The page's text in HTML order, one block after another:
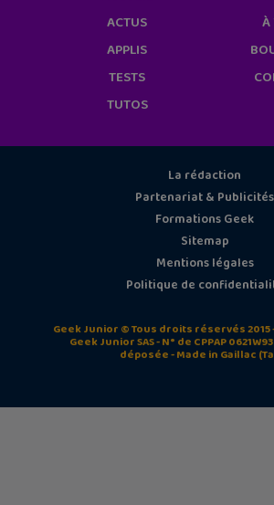
ACTUS
APPLIS
TESTS
TUTOS
À
La rédaction
Partenariat & Publicités
Formations Geek
Sitemap
Mentions légales
Politique de
Geek Junior © Tous droits réservés 2015
Geek Junior SAS - N° de CPPAP
déposée - Made in Gaillac